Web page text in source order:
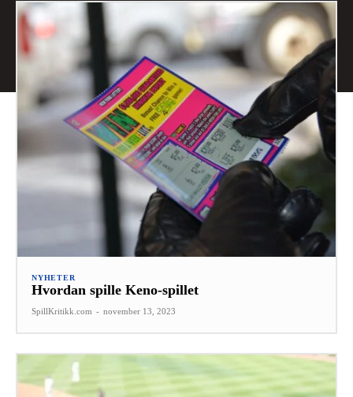
NYHETER
Hvordan spille Keno-spillet
SpillKritikk.com - november 13, 2023